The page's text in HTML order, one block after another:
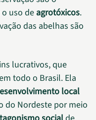
o uso deagrotóxicos.
das abelhas são
lucrativos, que
todo o Brasil. Ela
local
do Nordeste por meio